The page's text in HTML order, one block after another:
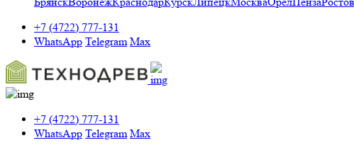
+7 (4722) 777-131
WhatsApp Telegram Max
+7 (4722) 777-131
WhatsApp Telegram Max